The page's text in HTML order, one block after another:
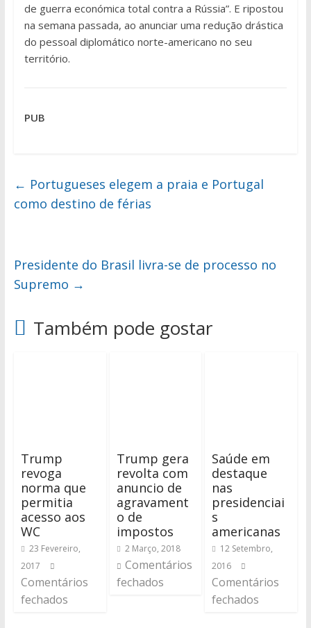
de guerra económica total contra a Rússia”. E ripostou
na semana passada, ao anunciar uma redução drástica
do pessoal diplomático norte-americano no seu
território.
PUB
← Portugueses elegem a praia e Portugal
como destino de férias
Presidente do Brasil livra-se de processo no
Supremo →
Também pode gostar
Trump
revoga
norma que
permitia
acesso aos
WC
23 Fevereiro,
2017
Comentários
fechados
Trump gera
revolta com
anuncio de
agravament
o de
impostos
2 Março, 2018
Comentários
fechados
Saúde em
destaque
nas
presidenciai
s
americanas
12 Setembro,
2016
Comentários
fechados